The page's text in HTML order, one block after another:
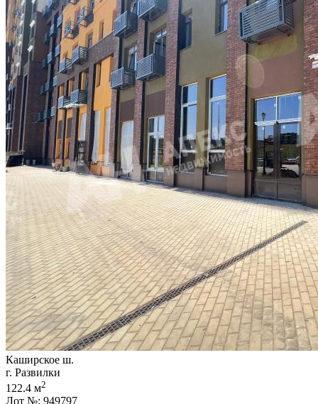
Каширское ш.
г. Развилки
122.4 м2
Лот №: 949797